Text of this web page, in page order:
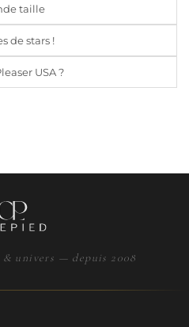
taille
de stars !
USA ?
& univers — depuis 2008